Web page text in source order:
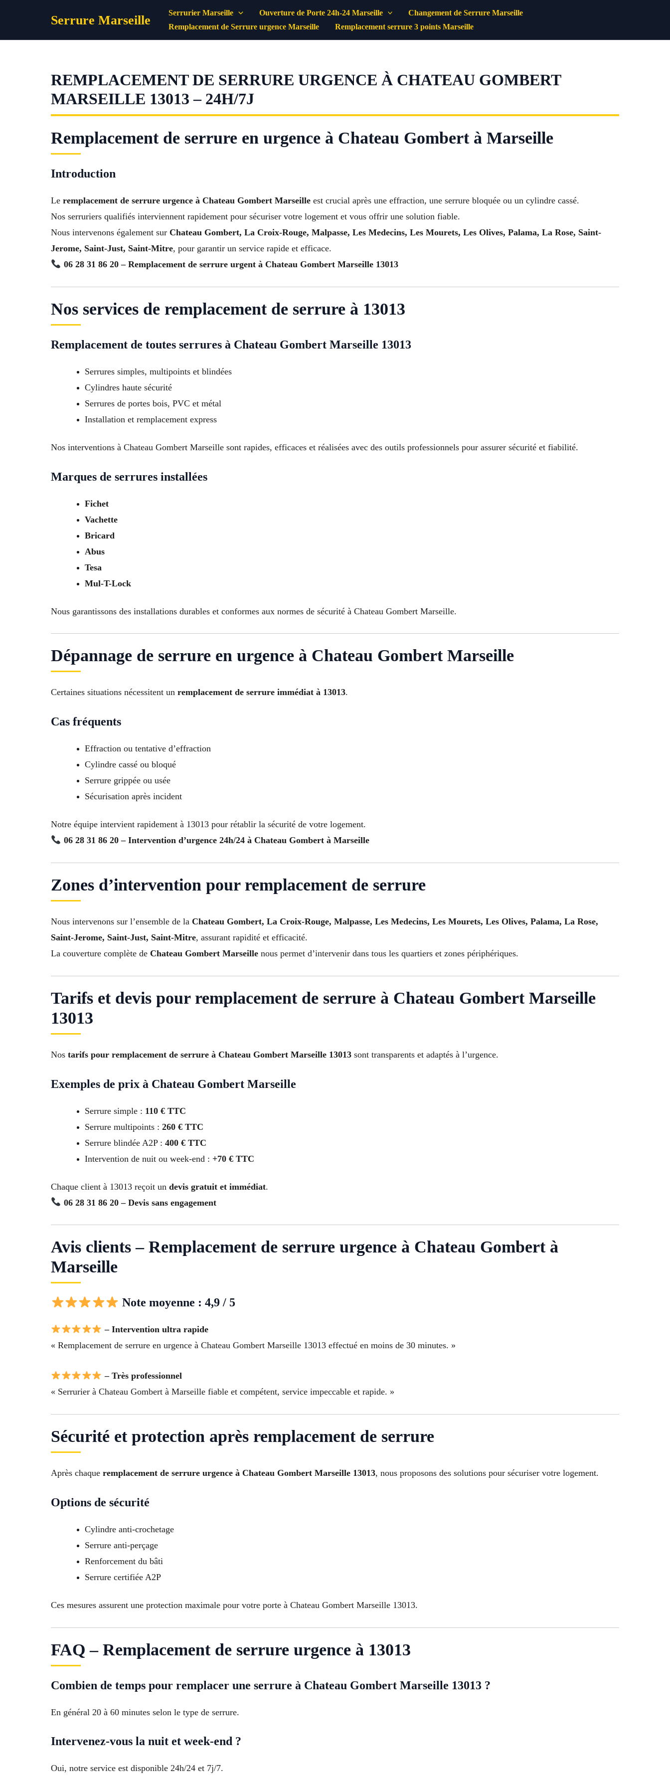
Serrure Marseille Serrurier Marseille Ouverture de Porte 24h-24 Marseille
Changement de Serrure Marseille
Remplacement de Serrure urgence Marseille
Remplacement serrure 3 points Marseille
REMPLACEMENT DE SERRURE URGENCE À CHATEAU GOMBERT
MARSEILLE 13013 – 24H/7J
Remplacement de serrure en urgence à Chateau Gombert à Marseille
Introduction
Le remplacement de serrure urgence à Chateau Gombert Marseille est crucial après une effraction, une serrure bloquée ou un cylindre cassé.
Nos serruriers qualifiés interviennent rapidement pour sécuriser votre logement et vous offrir une solution fiable.
Nous intervenons également sur Chateau Gombert, La Croix-Rouge, Malpasse, Les Medecins, Les Mourets, Les Olives, Palama, La Rose, Saint-
Jerome, Saint-Just, Saint-Mitre, pour garantir un service rapide et efficace.
06 28 31 86 20 – Remplacement de serrure urgent à Chateau Gombert Marseille 13013
Nos services de remplacement de serrure à 13013
Remplacement de toutes serrures à Chateau Gombert Marseille 13013
Serrures simples, multipoints et blindées
Cylindres haute sécurité
Serrures de portes bois, PVC et métal
Installation et remplacement express
Nos interventions à Chateau Gombert Marseille sont rapides, efficaces et réalisées avec des outils professionnels pour assurer sécurité et fiabilité.
Marques de serrures installées
Fichet
Vachette
Bricard
Abus
Tesa
Mul-T-Lock
Nous garantissons des installations durables et conformes aux normes de sécurité à Chateau Gombert Marseille.
Dépannage de serrure en urgence à Chateau Gombert Marseille
Certaines situations nécessitent un remplacement de serrure immédiat à 13013.
Cas fréquents
Effraction ou tentative d’effraction
Cylindre cassé ou bloqué
Serrure grippée ou usée
Sécurisation après incident
Notre équipe intervient rapidement à 13013 pour rétablir la sécurité de votre logement.
06 28 31 86 20 – Intervention d’urgence 24h/24 à Chateau Gombert à Marseille
Zones d’intervention pour remplacement de serrure
Nous intervenons sur l’ensemble de la Chateau Gombert, La Croix-Rouge, Malpasse, Les Medecins, Les Mourets, Les Olives, Palama, La Rose,
Saint-Jerome, Saint-Just, Saint-Mitre, assurant rapidité et efficacité.
La couverture complète de Chateau Gombert Marseille nous permet d’intervenir dans tous les quartiers et zones périphériques.
Tarifs et devis pour remplacement de serrure à Chateau Gombert Marseille
13013
Nos tarifs pour remplacement de serrure à Chateau Gombert Marseille 13013 sont transparents et adaptés à l’urgence.
Exemples de prix à Chateau Gombert Marseille
Serrure simple : 110 € TTC
Serrure multipoints : 260 € TTC
Serrure blindée A2P : 400 € TTC
Intervention de nuit ou week-end : +70 € TTC
Chaque client à 13013 reçoit un devis gratuit et immédiat.
06 28 31 86 20 – Devis sans engagement
Avis clients – Remplacement de serrure urgence à Chateau Gombert à
Marseille
Note moyenne : 4,9 / 5
– Intervention ultra rapide
« Remplacement de serrure en urgence à Chateau Gombert Marseille 13013 effectué en moins de 30 minutes. »
– Très professionnel
« Serrurier à Chateau Gombert à Marseille fiable et compétent, service impeccable et rapide. »
Sécurité et protection après remplacement de serrure
Après chaque remplacement de serrure urgence à Chateau Gombert Marseille 13013, nous proposons des solutions pour sécuriser votre logement.
Options de sécurité
Cylindre anti-crochetage
Serrure anti-perçage
Renforcement du bâti
Serrure certifiée A2P
Ces mesures assurent une protection maximale pour votre porte à Chateau Gombert Marseille 13013.
FAQ – Remplacement de serrure urgence à 13013
Combien de temps pour remplacer une serrure à Chateau Gombert Marseille 13013 ?
En général 20 à 60 minutes selon le type de serrure.
Intervenez-vous la nuit et week-end ?
Oui, notre service est disponible 24h/24 et 7j/7.